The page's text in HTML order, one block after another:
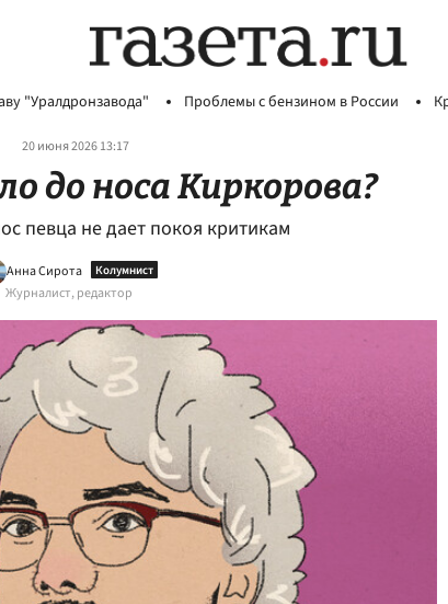
"Уралдронзавода" Проблемы с бензином в России
20 июня 2026 13:17
до носа Киркорова?
певца не дает покоя критикам
Анна Сирота
Журналист, редактор